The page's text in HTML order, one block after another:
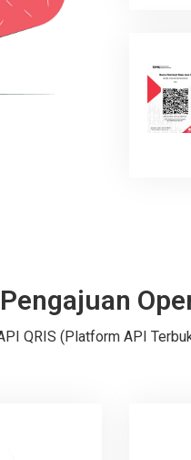
QRIS (Platform API